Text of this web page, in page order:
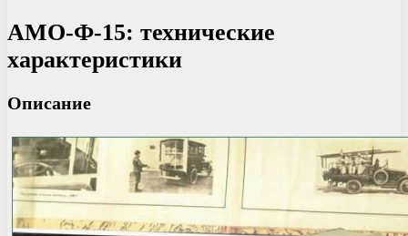
АМО-Ф-15: технические
характеристики
Описание